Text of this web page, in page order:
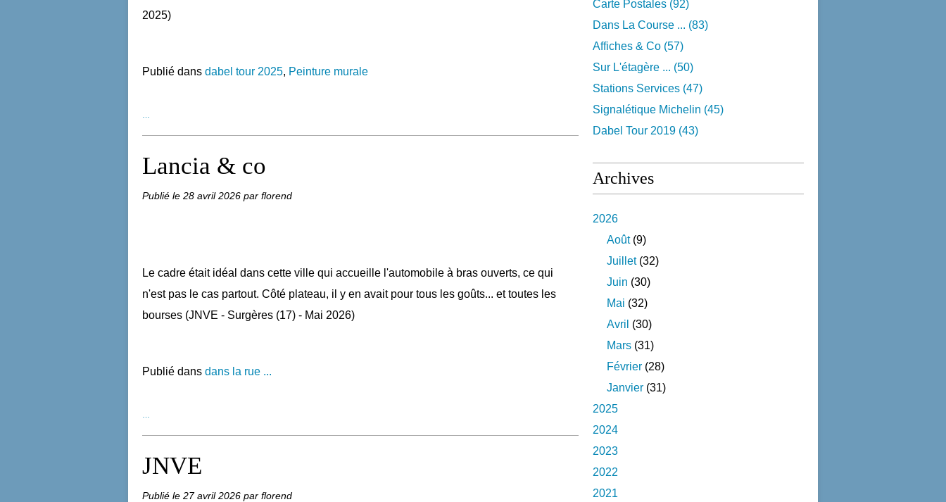
2025)
Publié dans dabel tour 2025, Peinture murale
Lancia & co
Publié le 28 avril 2026 par florend
Le cadre était idéal dans cette ville qui accueille l'automobile à bras ouverts, ce qui
n'est pas le cas partout. Côté plateau, il y en avait pour tous les goûts... et toutes les
bourses (JNVE - Surgères (17) - Mai 2026)
Publié dans dans la rue ...
JNVE
Publié le 27 avril 2026 par florend
Carte Postales (92)
Dans La Course ... (83)
Affiches & Co (57)
Sur L'étagère ... (50)
Stations Services (47)
Signalétique Michelin (45)
Dabel Tour 2019 (43)
Archives
2026
Août(9)
Juillet(32)
Juin (30)
Mai (32)
Avril (30)
Mars (31)
Février (28)
Janvier (31)
2025
2024
2023
2022
2021